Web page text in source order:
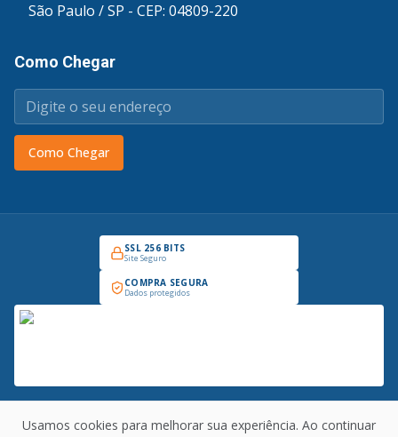
São Paulo / SP - CEP: 04809-220
Como Chegar
Como Chegar
SSL 256 BITS
Site Seguro
COMPRA SEGURA
Dados protegidos
Copyright © 2026 Prado Industrial - Todos os direitos reservados. CNPJ:
Usamos cookies para melhorar sua experiência. Ao continuar